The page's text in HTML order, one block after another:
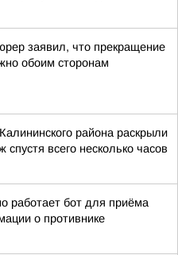
заявил, что прекращение
обоим сторонам
района раскрыли
спустя всего несколько часов
работает бот для приёма
о противнике